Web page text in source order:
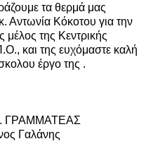
τα θερμά μας
Αντωνία Κόκοτου για την
της Κεντρικής
και της ευχόμαστε καλή
έργο της .
Γαλάνης